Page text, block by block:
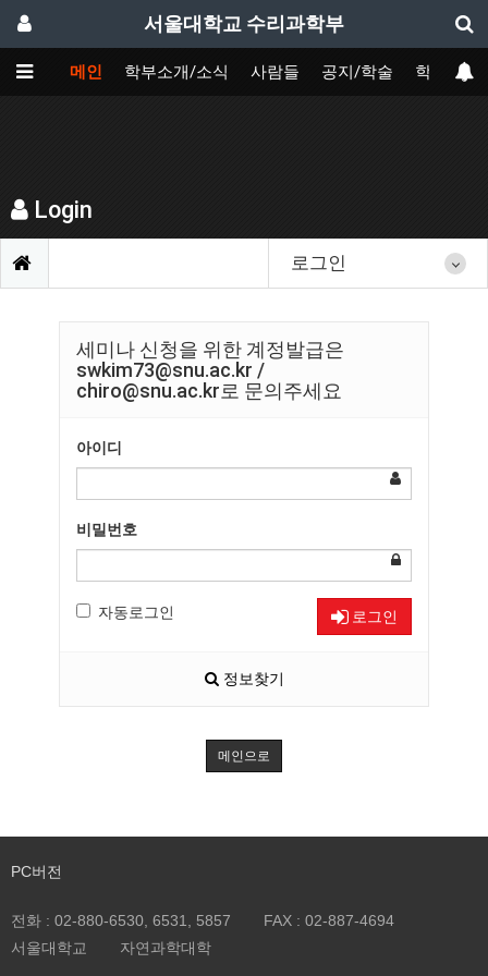
서울대학교 수리과학부
메인 학부소개/소식 사람들 공지/학술 학사
Login
로그인
세미나 신청을 위한 계정발급은
swkim73@snu.ac.kr /
chiro@snu.ac.kr로 문의주세요
아이디
비밀번호
자동로그인 로그인
정보찾기
메인으로
PC버전
전화 : 02-880-6530, 6531, 5857 FAX : 02-887-4694
서울대학교
자연과학대학